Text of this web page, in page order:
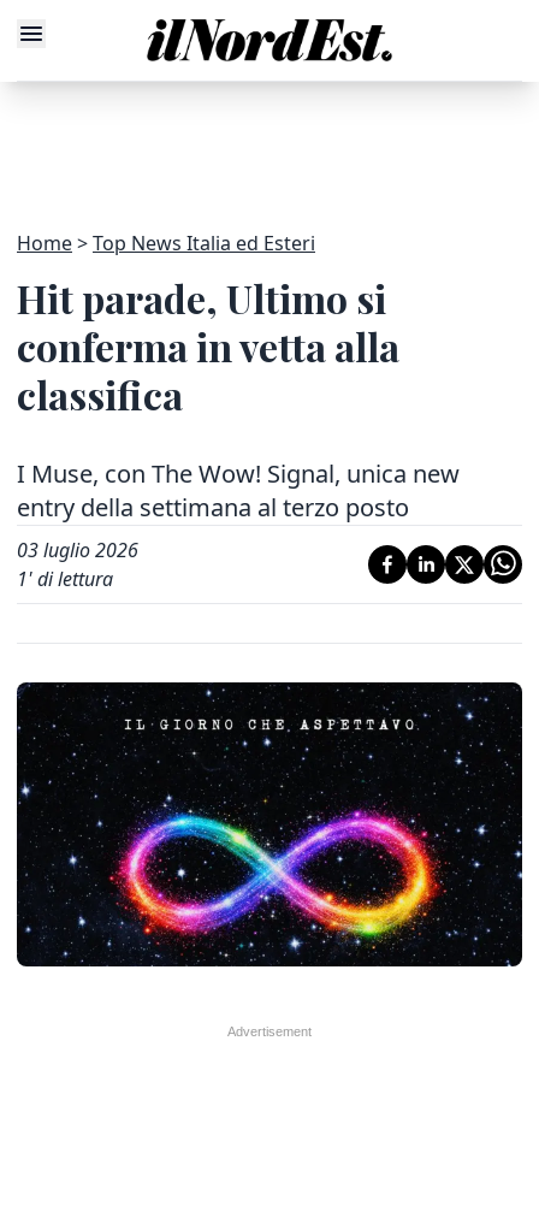
Home Top News Italia ed Esteri
Hit parade, Ultimo si
conferma in vetta alla
classifica
I Muse, con The Wow! Signal, unica new
entry della settimana al terzo posto
03 luglio 2026
1' di lettura